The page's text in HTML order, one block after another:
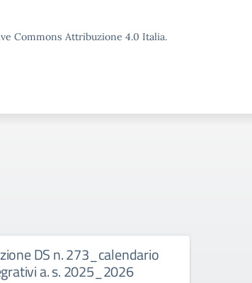
Commons Attribuzione 4.0 Italia.
DS n. 273_calendario
a. s. 2025_2026